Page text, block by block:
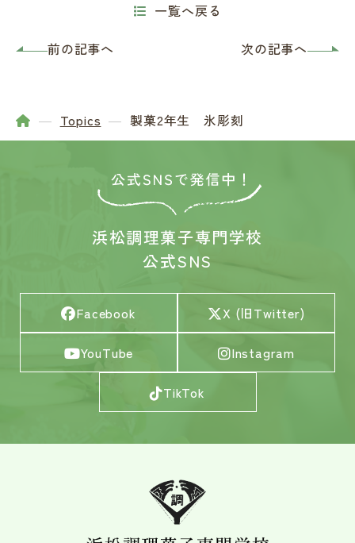
前の記事へ
一覧へ戻る
次の記事へ
Topics 製菓2年生 氷彫刻
浜松調理菓子専門学校
公式SNS
Facebook X (旧Twitter)
YouTube Instagram
TikTok